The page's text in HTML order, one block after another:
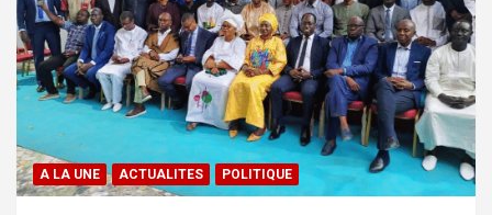
A LA UNE ACTUALITES POLITIQUE